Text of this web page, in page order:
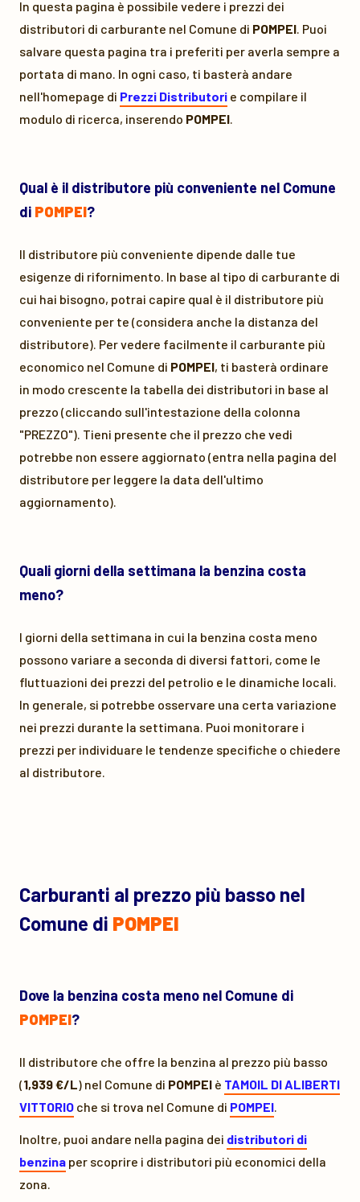
In questa pagina è possibile vedere i prezzi dei
distributori di carburante nel Comune di POMPEI. Puoi
salvare questa pagina tra i preferiti per averla sempre a
portata di mano. In ogni caso, ti basterà andare
nell'homepage di Prezzi Distributori e compilare il
modulo di ricerca, inserendo POMPEI.
Qual è il distributore più conveniente nel Comune
di POMPEI?
Il distributore più conveniente dipende dalle tue
esigenze di rifornimento. In base al tipo di carburante di
cui hai bisogno, potrai capire qual è il distributore più
conveniente per te (considera anche la distanza del
distributore). Per vedere facilmente il carburante più
economico nel Comune di POMPEI, ti basterà ordinare
in modo crescente la tabella dei distributori in base al
prezzo (cliccando sull'intestazione della colonna
"PREZZO"). Tieni presente che il prezzo che vedi
potrebbe non essere aggiornato (entra nella pagina del
distributore per leggere la data dell'ultimo
aggiornamento).
Quali giorni della settimana la benzina costa
meno?
I giorni della settimana in cui la benzina costa meno
possono variare a seconda di diversi fattori, come le
fluttuazioni dei prezzi del petrolio e le dinamiche locali.
In generale, si potrebbe osservare una certa variazione
nei prezzi durante la settimana. Puoi monitorare i
prezzi per individuare le tendenze specifiche o chiedere
al distributore.
Carburanti al prezzo più basso nel
Comune di POMPEI
Dove la benzina costa meno nel Comune di
POMPEI?
Il distributore che offre la benzina al prezzo più basso
(1,939 €/L) nel Comune di POMPEI è TAMOIL DI ALIBERTI
VITTORIO che si trova nel Comune di POMPEI.
Inoltre, puoi andare nella pagina dei distributori di
benzina per scoprire i distributori più economici della
zona.